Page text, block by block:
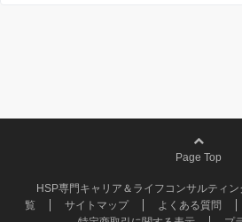
Page Top
HSP専門キャリア＆ライフコンサルティン
覧
サイトマップ よくある質問